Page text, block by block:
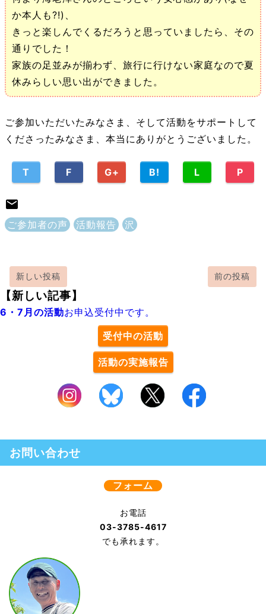
か本人も?!)、
きっと楽しんでくるだろうと思っていましたら、その
通りでした！
家族の足並みが揃わず、旅行に行けない家庭なので夏
休みらしい思い出ができました。
ご参加いただいたみなさま、そして活動をサポートして
くださったみなさま、本当にありがとうございました。
T F G+ B! L P
ご参加者の声 活動報告 沢
新しい投稿 前の投稿
【新しい記事】
6・7月の活動お申込受付中です。
受付中の活動
活動の実施報告
お問い合わせ
フォーム
お電話
03-3785-4617
でも承れます。